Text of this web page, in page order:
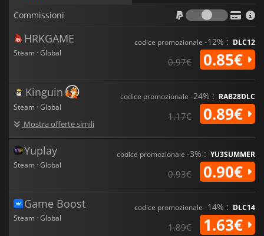
Commissioni
HRKGAME
Steam · Global
codice promozionale -12% : DLC12
0.97€ 0.85€
Kinguin
Steam · Global
Mostra offerte simili
codice promozionale -24% : RAB28DLC
1.17€ 0.89€
Yuplay
Steam · Global
codice promozionale -3% : YU3SUMMER
0.93€ 0.90€
Game Boost
Steam · Global
codice promozionale -14% : DLC14
1.89€ 1.63€